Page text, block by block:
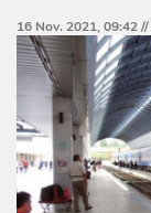
16 Nov. 2021, 09:42 //